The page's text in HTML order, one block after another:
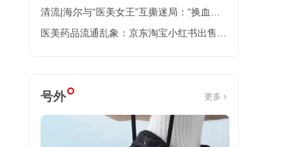
云？
清流|海尔与“医美女王”互撕迷局：“换血抗
衰”、“让80岁妇女来月经”到底是谁的生
医美药品流通乱象：京东淘宝小红书出售械
号外 更多